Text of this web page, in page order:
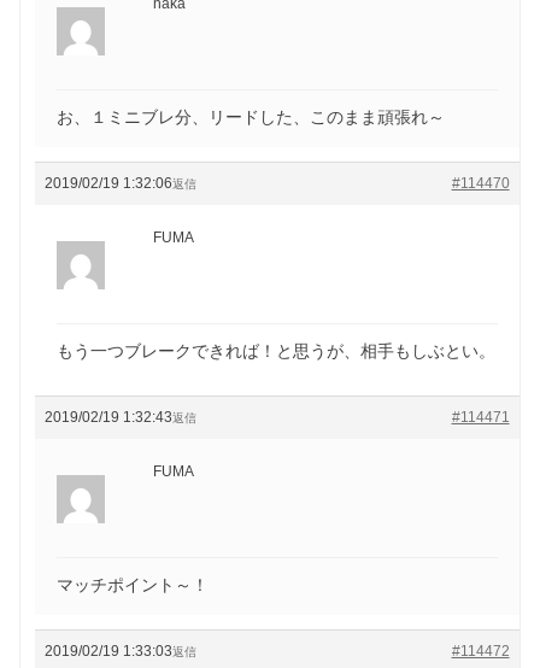
naka
お、１ミニブレ分、リードした、このまま頑張れ～
2019/02/19 1:32:06 #114470
返信
FUMA
もう一つブレークできれば！と思うが、相手もしぶとい。
2019/02/19 1:32:43 #114471
返信
FUMA
マッチポイント～！
2019/02/19 1:33:03 #114472
返信